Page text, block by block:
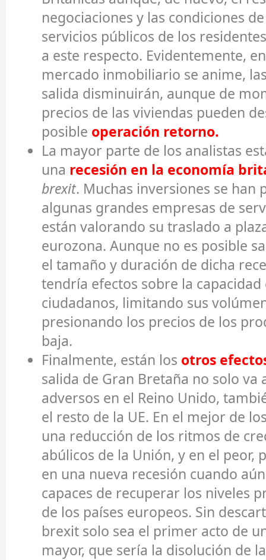
negociaciones y las condiciones
servicios públicos de los
a este respecto. Evidentemente,
mercado inmobiliario se anime,
salida disminuirán, aunque de
precios de las viviendas pueden
posible operación retorno.
La mayor parte de los analistas
una recesión en la economía
brexit. Muchas inversiones se han
algunas grandes empresas de
están valorando su traslado a
eurozona. Aunque no es posible
el tamaño y duración de dicha
tendría efectos sobre la
ciudadanos, limitando sus
presionando los precios de los
baja.
Finalmente, están los otros
salida de Gran Bretaña no solo va
adversos en el Reino Unido,
el resto de la UE. En el mejor de
una reducción de los ritmos de
abúlicos de la Unión, y en el peor,
en una nueva recesión cuando
capaces de recuperar los niveles
de los países europeos. Sin
brexit solo sea el primer acto de
mayor, que sería la disolución de